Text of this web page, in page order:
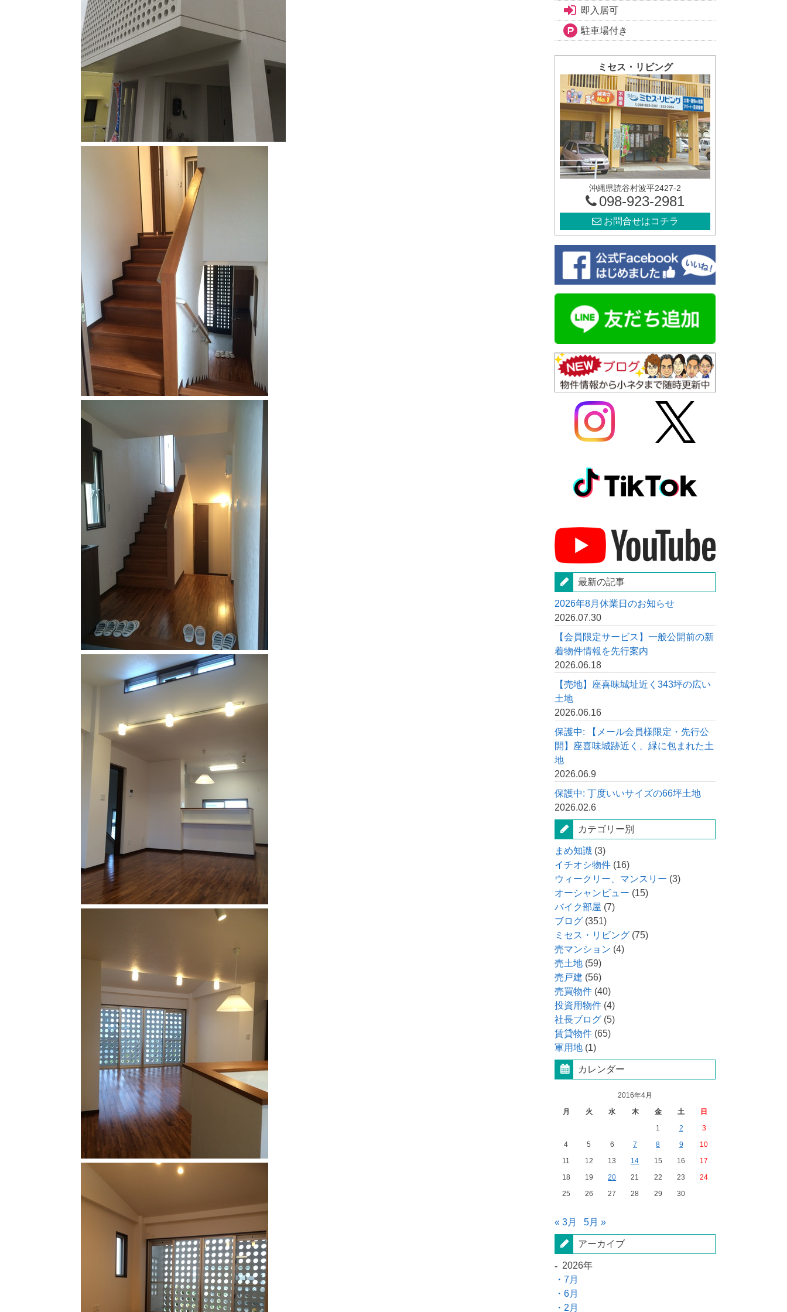
即入居可
駐車場付き
ミセス・リビング
沖縄県読谷村波平2427-2
098-923-2981
お問合せはコチラ
最新の記事
2026年8月休業日のお知らせ
2026.07.30
【会員限定サービス】一般公開前の新
着物件情報を先行案内
2026.06.18
【売地】座喜味城址近く343坪の広い
土地
2026.06.16
保護中: 【メール会員様限定・先行公
開】座喜味城跡近く、緑に包まれた土
地
2026.06.9
保護中: 丁度いいサイズの66坪土地
2026.02.6
カテゴリー別
まめ知識 (3)
イチオシ物件 (16)
ウィークリー、マンスリー (3)
オーシャンビュー (15)
バイク部屋 (7)
ブログ (351)
ミセス・リビング (75)
売マンション (4)
売土地 (59)
売戸建 (56)
売買物件 (40)
投資用物件 (4)
社長ブログ (5)
賃貸物件 (65)
軍用地 (1)
カレンダー
2016年4月
月
火 水 木 金 土
日
1
2
3
4
5 6 7 8 9
10
11
12 13 14 15 16
17
18
19 20 21 22 23
24
25
26 27 28 29 30
« 3月 5月 »
アーカイブ
2026年
7月
6月
2月